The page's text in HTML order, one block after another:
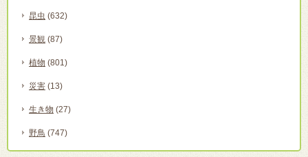
昆虫 (632)
景観 (87)
植物 (801)
災害 (13)
生き物 (27)
野鳥 (747)